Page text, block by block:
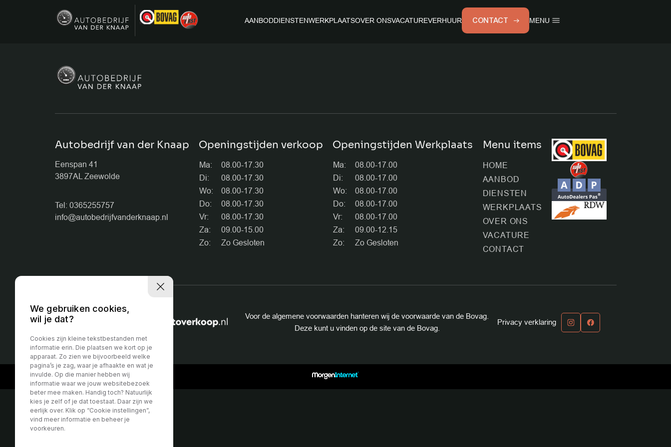
AANBODDIENSTENWERKPLAATSOVER ONSVACATUREVERHUUR CONTACT MENU
Autobedrijf van der Knaap
Eenspan 41
3897AL Zeewolde
Tel: 0365255757
info@autobedrijfvanderknaap.nl
Openingstijden verkoop
Ma:
08.00-17.30
Di:
08.00-17.30
Wo:
08.00-17.30
Do:
08.00-17.30
Vr:
08.00-17.30
Za:
09.00-15.00
Zo:
Zo Gesloten
Openingstijden Werkplaats
Ma:
08.00-17.00
Di:
08.00-17.00
Wo:
08.00-17.00
Do:
08.00-17.00
Vr:
08.00-17.00
Za:
09.00-12.15
Zo:
Zo Gesloten
Menu items
HOME
AANBOD
DIENSTEN
WERKPLAATS
OVER ONS
VACATURE
CONTACT
Partner van:
Voor de algemene voorwaarden hanteren wij de voorwaarde van de Bovag.
Deze kunt u vinden op de site van de Bovag.
Privacy verklaring
We gebruiken cookies,
wil je dat?
Cookies zijn kleine tekstbestanden met
informatie erin. Die plaatsen we kort op je
apparaat. Zo zien we bijvoorbeeld welke
pagina’s je zag, waar je afhaakte en wat je
invulde. Op die manier hebben wij
informatie waar we jouw websitebezoek
beter mee maken. Handig toch? Natuurlijk
kies je zelf of je dat toestaat. Daar zijn we
eerlijk over. Klik op “Cookie instellingen”,
vind meer informatie en beheer je
voorkeuren.